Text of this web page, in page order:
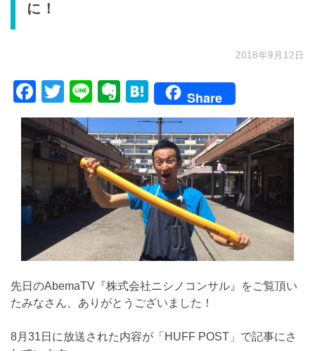
に！
2018年9月12日
Facebook
TwitterLineEvernote
Hatena
Share
先日のAbemaTV『株式会社ニシノコンサル』をご覧頂い
たみなさん、ありがとうございました！
8月31日に放送された内容が「HUFF POST」で記事にさ